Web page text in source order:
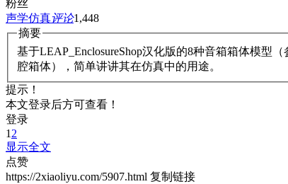
粉丝
声学仿真评论1,448
摘要
基于LEAP_EnclosureShop汉化版的8种音箱箱体模型
腔箱体），简单讲讲其在仿真中的用途。
提示！
本文登录后方可查看！
登录
12
显示全文
点赞
https://2xiaoliyu.com/5907.html 复制链接